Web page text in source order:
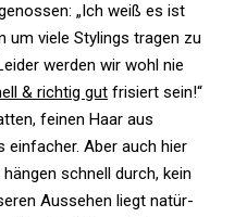
„Ich weiß es ist
um viele Sty­lings tragen zu
werden wir wohl nie
& richtig gut fri­siert sein!“
feinen Haar aus
ein­fa­cher. Aber auch hier
schnell durch, kein
Aus­sehen liegt natür­